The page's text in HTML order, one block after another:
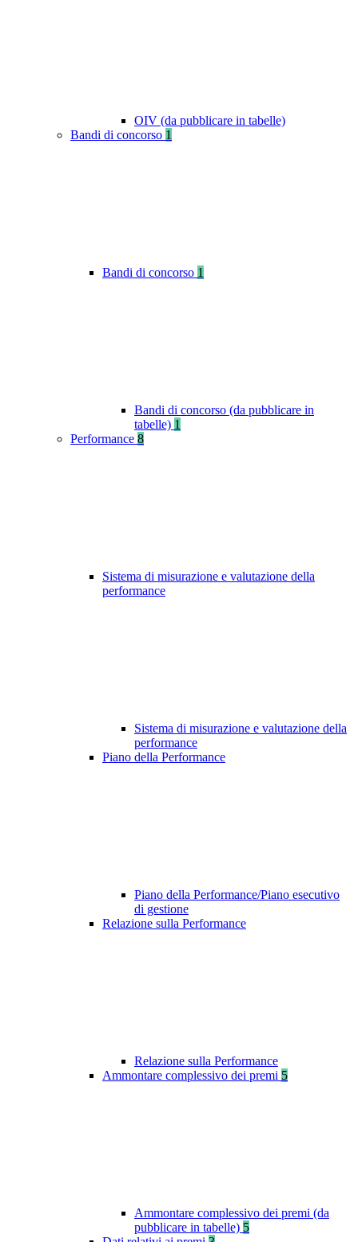
OIV (da pubblicare in tabelle)
Bandi di concorso 1
Bandi di concorso 1
Bandi di concorso (da pubblicare in
tabelle) 1
Performance 8
Sistema di misurazione e valutazione della
performance
Sistema di misurazione e valutazione della
performance
Piano della Performance
Piano della Performance/Piano esecutivo
di gestione
Relazione sulla Performance
Relazione sulla Performance
Ammontare complessivo dei premi 5
Ammontare complessivo dei premi (da
pubblicare in tabelle) 5